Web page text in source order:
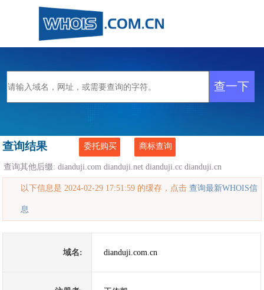
查询结果 委托购买 商标查询
查询其他后缀:dianduji.com dianduji.net dianduji.cc dianduji.cn
以下信息是 2024-02-29 17:51:59 的缓存，点击查询最新WHOIS信
息
域名: dianduji.com.cn